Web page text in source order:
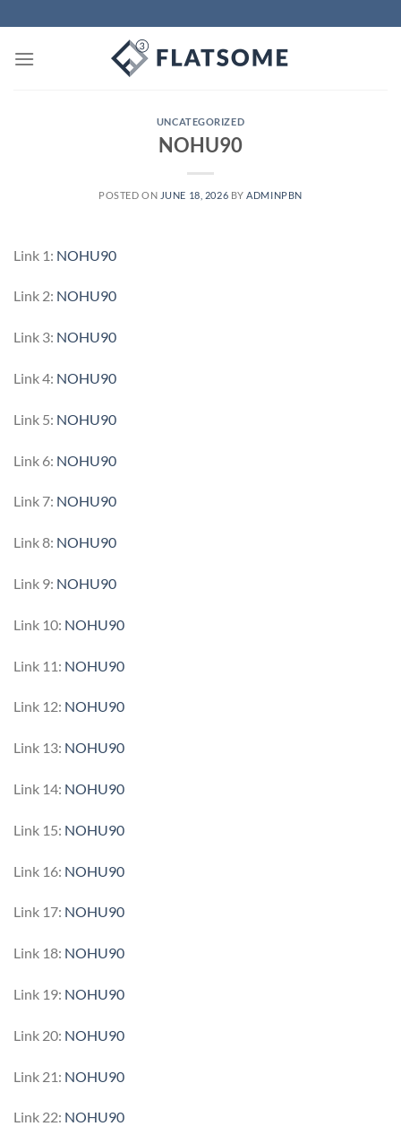
to
content
UNCATEGORIZED
NOHU90
POSTED ON JUNE 18, 2026 BY ADMINPBN
Link 1: NOHU90
Link 2: NOHU90
Link 3: NOHU90
Link 4: NOHU90
Link 5: NOHU90
Link 6: NOHU90
Link 7: NOHU90
Link 8: NOHU90
Link 9: NOHU90
Link 10: NOHU90
Link 11: NOHU90
Link 12: NOHU90
Link 13: NOHU90
Link 14: NOHU90
Link 15: NOHU90
Link 16: NOHU90
Link 17: NOHU90
Link 18: NOHU90
Link 19: NOHU90
Link 20: NOHU90
Link 21: NOHU90
Link 22: NOHU90